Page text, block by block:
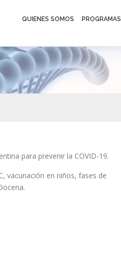
QUIENES SOMOS PROGRAMAS
para prevenir la COVID-19.
vacunación en niños, fases de